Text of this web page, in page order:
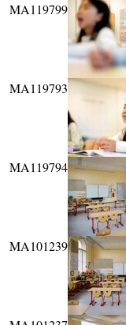
MA119799
MA119793
MA119794
MA101239